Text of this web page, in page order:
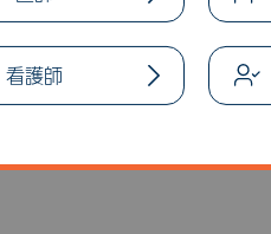
る
看護師